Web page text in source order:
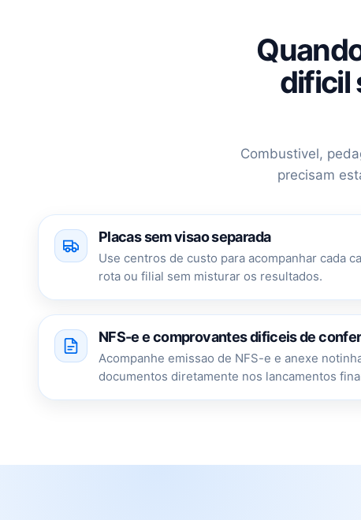
dificil
Combustivel,
precisam
Placas sem visao separada
Use centros de custo para acompanhar cada
rota ou filial sem misturar os resultados.
NFS-e e comprovantes dificeis de
Acompanhe emissao de NFS-e e anexe
documentos diretamente nos lancamentos